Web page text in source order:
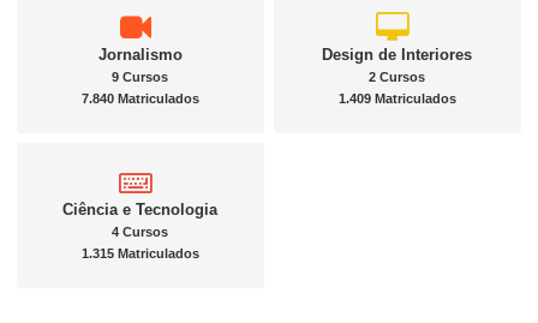
Jornalismo
9 Cursos
7.840 Matriculados
Design de Interiores
2 Cursos
1.409 Matriculados
Ciência e Tecnologia
4 Cursos
1.315 Matriculados